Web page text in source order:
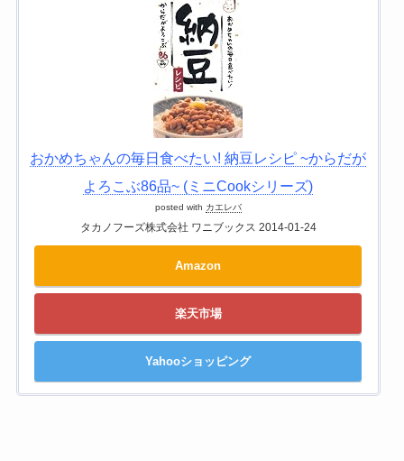
おかめちゃんの毎日食べたい! 納豆レシピ ~からだが
よろこぶ86品~ (ミニCookシリーズ)
posted with カエレバ
タカノフーズ株式会社 ワニブックス 2014-01-24
Amazon
楽天市場
Yahooショッピング